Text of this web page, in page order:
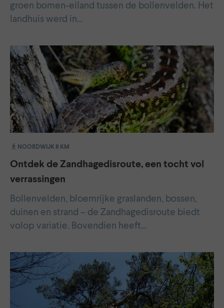
groen bomen-eiland tussen de bollenvelden. Het
landhuis werd in…
NOORDWIJK 8 KM
Ontdek de Zandhagedisroute, een tocht vol
verrassingen
Bollenvelden, bloemrijke graslanden, bossen,
duinen en strand – de Zandhagedisroute biedt
volop variatie. Bovendien heeft…